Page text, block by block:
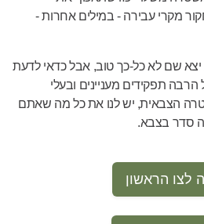
מקרי עבירה - במילים אחרות -
שם לא כל-כך טוב, אבל כדאי לדעת
תפקידים מעניינים ובעלי
הצבאית, יש לנו את כל מה שאתם
סדר בצבא.
לצו הראשון